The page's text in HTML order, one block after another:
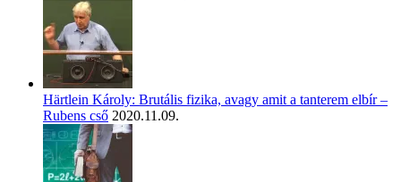
Härtlein Károly: Brutális fizika, avagy amit a tanterem elbír –
Rubens cső 2020.11.09.